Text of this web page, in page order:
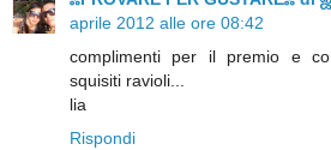
aprile 2012 alle ore 08:42
complimenti per il premio e
squisiti ravioli...
lia
Rispondi